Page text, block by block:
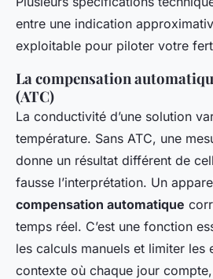
entre une indication
exploitable pour piloter votre
La compensation
(ATC)
La conductivité d’une solution
température. Sans ATC, une
donne un résultat différent de
fausse l’interprétation. Un
compensation automatique
temps réel. C’est une fonction
les calculs manuels et limiter les
contexte où chaque jour